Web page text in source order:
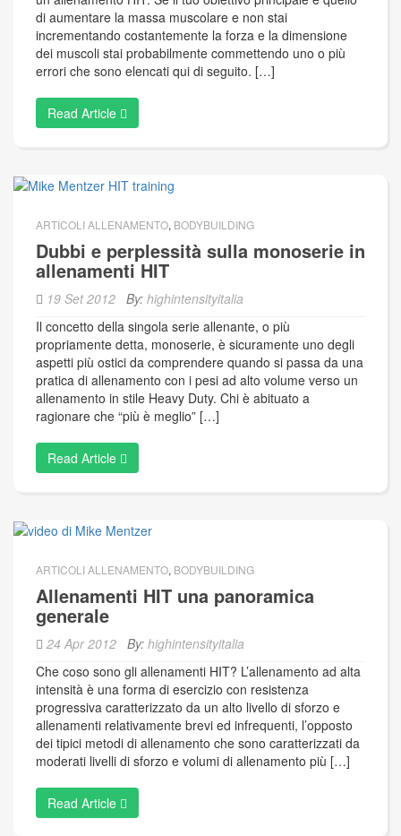
di aumentare la massa muscolare e non stai
incrementando costantemente la forza e la dimensione
dei muscoli stai probabilmente commettendo uno o più
errori che sono elencati qui di seguito. […]
Read Article
ARTICOLI ALLENAMENTO, BODYBUILDING
Dubbi e perplessità sulla monoserie in
allenamenti HIT
19 Set 2012 By: highintensityitalia
Il concetto della singola serie allenante, o più
propriamente detta, monoserie, è sicuramente uno degli
aspetti più ostici da comprendere quando si passa da una
pratica di allenamento con i pesi ad alto volume verso un
allenamento in stile Heavy Duty. Chi è abituato a
ragionare che “più è meglio” […]
Read Article
ARTICOLI ALLENAMENTO, BODYBUILDING
Allenamenti HIT una panoramica
generale
24 Apr 2012 By: highintensityitalia
Che coso sono gli allenamenti HIT? L’allenamento ad alta
intensità è una forma di esercizio con resistenza
progressiva caratterizzato da un alto livello di sforzo e
allenamenti relativamente brevi ed infrequenti, l’opposto
dei tipici metodi di allenamento che sono caratterizzati da
moderati livelli di sforzo e volumi di allenamento più […]
Read Article